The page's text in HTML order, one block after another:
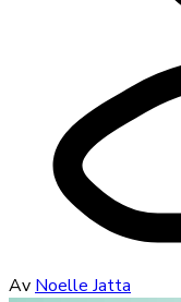
Av Noelle Jatta